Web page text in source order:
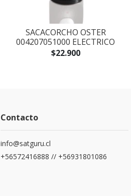
SACACORCHO OSTER
004207051000 ELECTRICO
$22.900
Contacto
info@satguru.cl
+56572416888 // +56931801086